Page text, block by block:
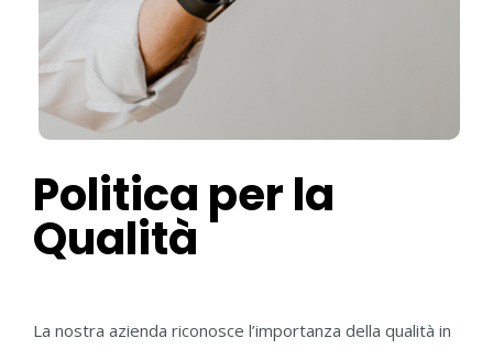
Politica per la
Qualità
La nostra azienda riconosce l’importanza della qualità in